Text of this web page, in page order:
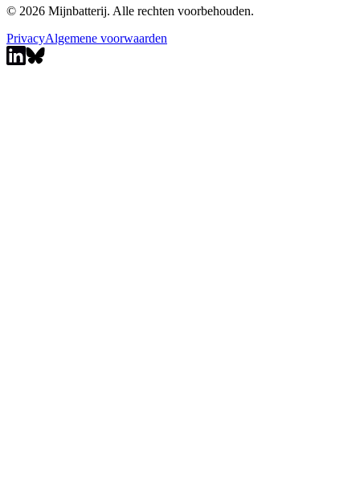
© 2026 Mijnbatterij. Alle rechten voorbehouden.
PrivacyAlgemene voorwaarden